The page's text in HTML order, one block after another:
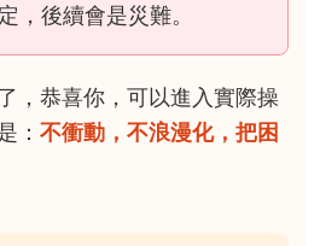
，後續會是災難。
，恭喜你，可以進入實際操
： 不衝動，不浪漫化，把困